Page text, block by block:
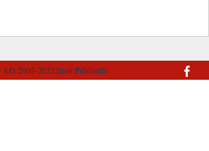
2005-2022Eesti Piibliselts